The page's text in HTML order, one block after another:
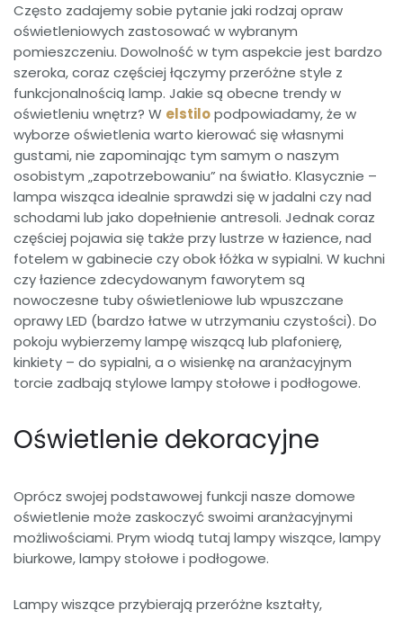
Często zadajemy sobie pytanie jaki rodzaj opraw
oświetleniowych zastosować w wybranym
pomieszczeniu. Dowolność w tym aspekcie jest bardzo
szeroka, coraz częściej łączymy przeróżne style z
funkcjonalnością lamp. Jakie są obecne trendy w
oświetleniu wnętrz? W elstilopodpowiadamy, że w
wyborze oświetlenia warto kierować się własnymi
gustami, nie zapominając tym samym o naszym
osobistym „zapotrzebowaniu” na światło. Klasycznie –
lampa wisząca idealnie sprawdzi się w jadalni czy nad
schodami lub jako dopełnienie antresoli. Jednak coraz
częściej pojawia się także przy lustrze w łazience, nad
fotelem w gabinecie czy obok łóżka w sypialni. W kuchni
czy łazience zdecydowanym faworytem są
nowoczesne tuby oświetleniowe lub wpuszczane
oprawy LED (bardzo łatwe w utrzymaniu czystości). Do
pokoju wybierzemy lampę wiszącą lub plafonierę,
kinkiety – do sypialni, a o wisienkę na aranżacyjnym
torcie zadbają stylowe lampy stołowe i podłogowe.
Oświetlenie dekoracyjne
Oprócz swojej podstawowej funkcji nasze domowe
oświetlenie może zaskoczyć swoimi aranżacyjnymi
możliwościami. Prym wiodą tutaj lampy wiszące, lampy
biurkowe, lampy stołowe i podłogowe.
Lampy wiszące przybierają przeróżne kształty,